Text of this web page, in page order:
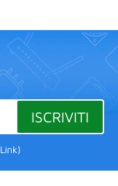
ISCRIVITI
Link)